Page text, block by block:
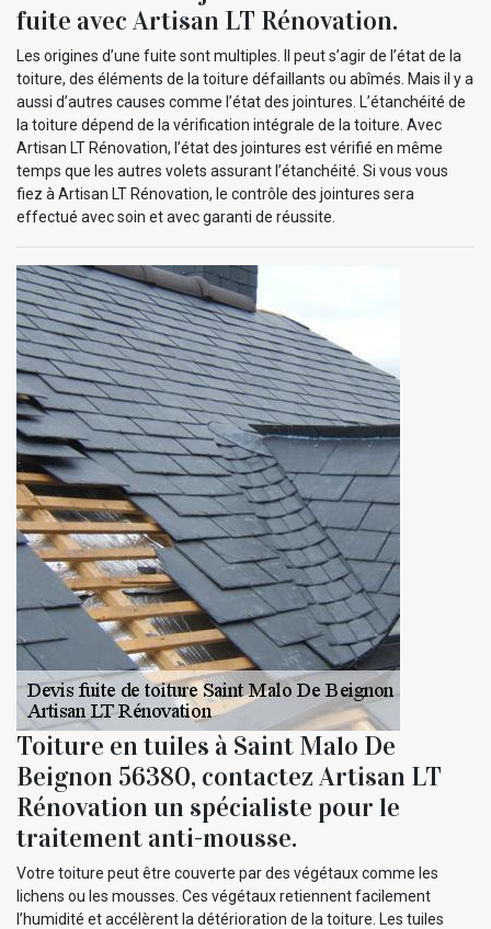
fuite avec Artisan LT Rénovation.
Les origines d’une fuite sont multiples. Il peut s’agir de l’état de la
toiture, des éléments de la toiture défaillants ou abîmés. Mais il y a
aussi d’autres causes comme l’état des jointures. L’étanchéité de
la toiture dépend de la vérification intégrale de la toiture. Avec
Artisan LT Rénovation, l’état des jointures est vérifié en même
temps que les autres volets assurant l’étanchéité. Si vous vous
fiez à Artisan LT Rénovation, le contrôle des jointures sera
effectué avec soin et avec garanti de réussite.
Toiture en tuiles à Saint Malo De
Beignon 56380, contactez Artisan LT
Rénovation un spécialiste pour le
traitement anti-mousse.
Votre toiture peut être couverte par des végétaux comme les
lichens ou les mousses. Ces végétaux retiennent facilement
l’humidité et accélèrent la détérioration de la toiture. Les tuiles